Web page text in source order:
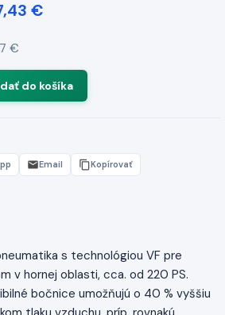
€
€
Email Kopírovať
s technológiou VF pre
v hornej oblasti, cca. od 220 PS.
bočnice umožňujú o 40 % vyššiu